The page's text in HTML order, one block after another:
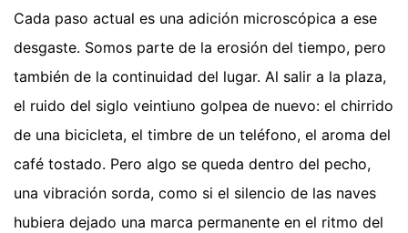
Cada paso actual es una adición microscópica a ese
desgaste. Somos parte de la erosión del tiempo, pero
también de la continuidad del lugar. Al salir a la plaza,
el ruido del siglo veintiuno golpea de nuevo: el chirrido
de una bicicleta, el timbre de un teléfono, el aroma del
café tostado. Pero algo se queda dentro del pecho,
una vibración sorda, como si el silencio de las naves
hubiera dejado una marca permanente en el ritmo del